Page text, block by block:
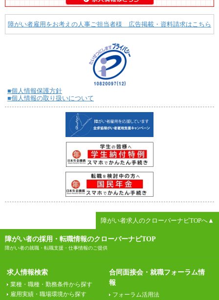
障がい者雇用をお考えの人事ご担当者様 広告掲載・資料請求はこちら
■個人情報保護方針
■個人情報の取り扱いについて
障がい者求人のクローバーナビTOPへ▲
障がい者の採用・転職情報のクローバーナビTOP
障がい者の就職・転職支援・仕事情報のご提供
求人情報検索
業種・職種・勤務条件から探す
雇用実績・職場環境から探す
合同面接会・就職フォーラム情
報
フォーラム活用法